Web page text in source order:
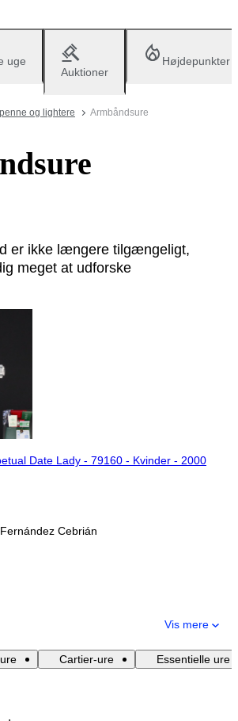
uge
Auktioner
Højdepunkter
og lightere Armbåndsure
er ikke længere tilgængeligt,
meget at udforske
Date Lady - 79160 - Kvinder - 2000
Cebrián
Vis mere
Cartier-ure Essentielle ure